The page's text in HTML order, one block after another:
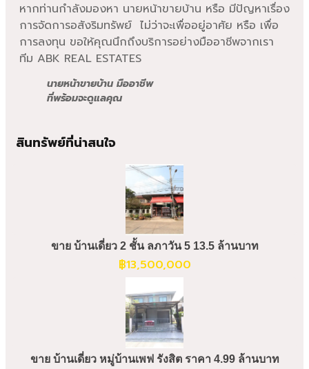
หากท่านกำลังมองหา นายหน้าขายบ้าน หรือ มีปัญหาเรื่อง
การจัดการอสังริมทรัพย์ ไม่ว่าจะเพื่ออยู่อาศัย หรือ เพื่อ
การลงทุน ขอให้คุณนึกถึงบริการอย่างมืออาชีพจากเรา
ทีม ABK REAL ESTATES
นายหน้าขายบ้าน มืออาชีพ
ที่พร้อมจะดูแลคุณ
สินทรัพย์ที่น่าสนใจ
ขาย บ้านเดี่ยว 2 ชั้น ลภาวัน 5 13.5 ล้านบาท
฿13,500,000
ขาย บ้านเดี่ยว หมู่บ้านเพฟ รังสิต ราคา 4.99 ล้านบาท